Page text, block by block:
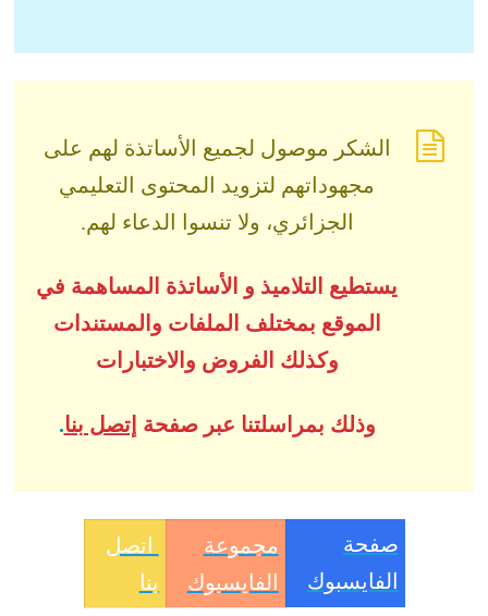
الشكر موصول لجميع الأساتذة لهم على
مجهوداتهم لتزويد المحتوى التعليمي
الجزائري، ولا تنسوا الدعاء لهم.
يستطيع التلاميذ و الأساتذة المساهمة في
الموقع بمختلف الملفات والمستندات
وكذلك الفروض والاختبارات
وذلك بمراسلتنا عبر صفحة إتصل بنا.
صفحة
الفايسبوك
مجموعة
الفايسبوك
اتصل
بنا